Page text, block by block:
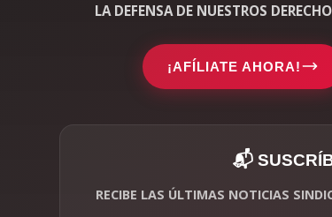
LA DEFENSA DE NUESTROS
¡AFÍLIATE AHORA!
📬
RECIBE LAS ÚLTIMAS NOTICIAS